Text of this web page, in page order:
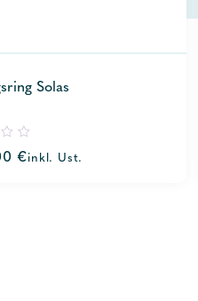
Solas
€inkl. Ust.